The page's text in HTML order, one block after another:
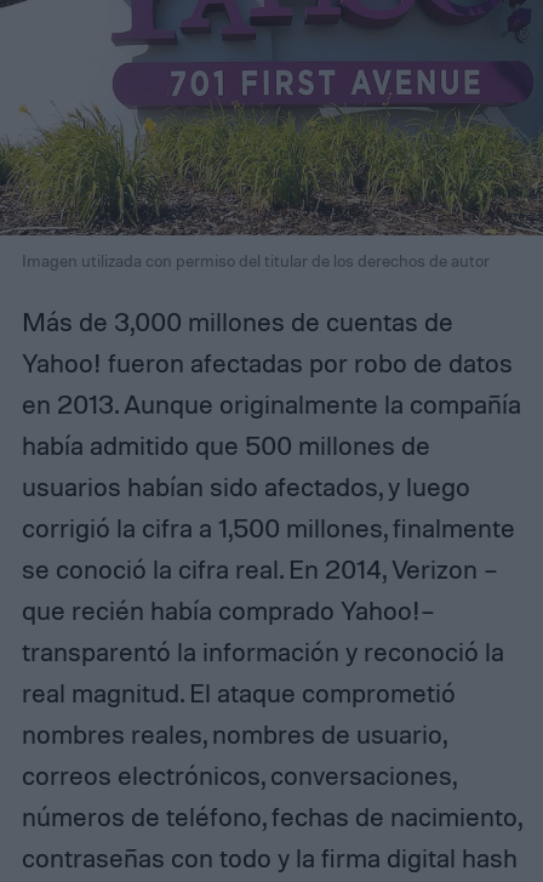
Imagen utilizada con permiso del titular de los derechos de autor
Más de 3,000 millones de cuentas de
Yahoo! fueron afectadas por robo de datos
en 2013. Aunque originalmente la compañía
había admitido que 500 millones de
usuarios habían sido afectados, y luego
corrigió la cifra a 1,500 millones, finalmente
se conoció la cifra real. En 2014, Verizon –
que recién había comprado Yahoo!–
transparentó la información y reconoció la
real magnitud. El ataque comprometió
nombres reales, nombres de usuario,
correos electrónicos, conversaciones,
números de teléfono, fechas de nacimiento,
contraseñas con todo y la firma digital hash